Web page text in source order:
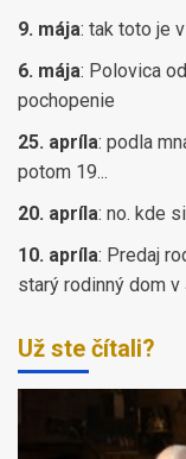
9. mája: tak toto je
6. mája: Polovica
pochopenie
25. apríla: podla
potom 19...
20. apríla: no. kde
10. apríla: Predaj
starý rodinný dom v
Už ste čítali?